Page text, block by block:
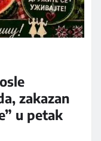
zakazan
u petak